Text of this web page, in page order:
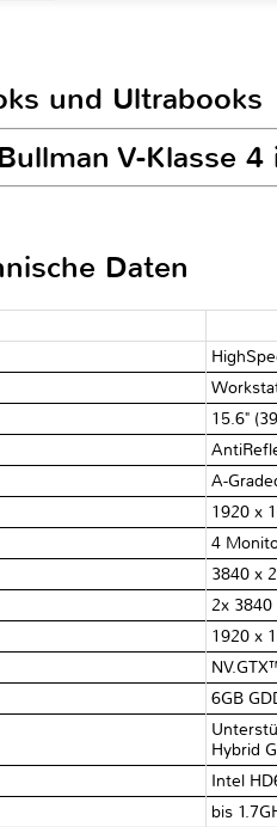
und Ultrabooks
V-Klasse 4
Daten
15.6"
A-
1920 x
4
3840 x
2x 3840
1920 x
6GB
Hybrid
Intel
bis